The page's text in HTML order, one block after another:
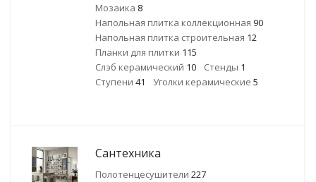
Мозаика 8
Напольная плитка коллекционная 90
Напольная плитка строительная 12
Планки для плитки 115
Слэб керамический 10 Стенды 1
Ступени 41 Уголки керамические 5
Сантехника
Полотенцесушители 227